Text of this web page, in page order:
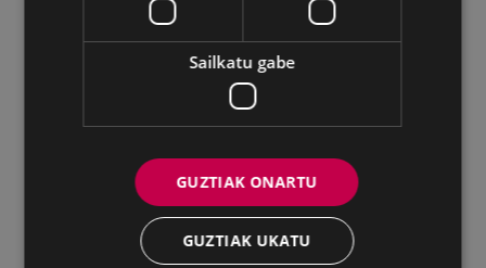
Sailkatu gabe
GUZTIAK ONARTU
GUZTIAK UKATU